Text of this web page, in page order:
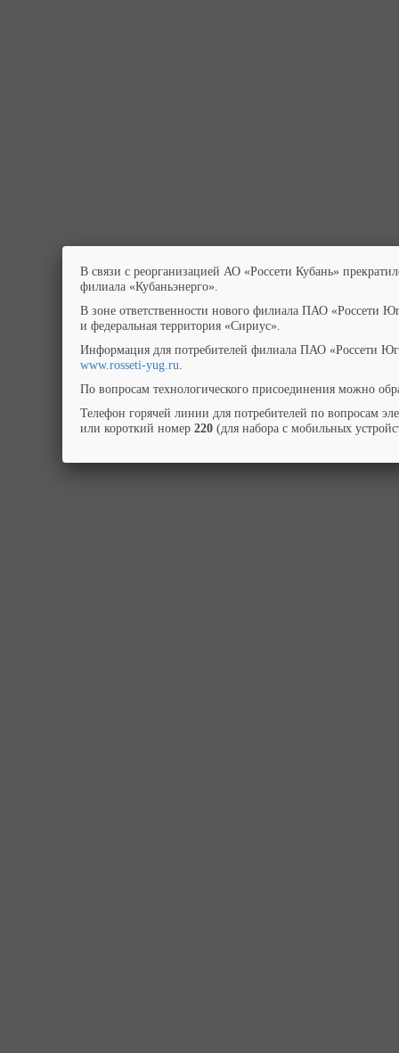
В связи с реорганизацией АО «Россети Кубань»
филиала «Кубаньэнерго».
В зоне ответственности нового филиала ПАО «Россети
и федеральная территория «Сириус».
Информация для потребителей филиала ПАО «Россети
www.rosseti-yug.ru.
По вопросам технологического присоединения можно
Телефон горячей линии для потребителей по вопросам
или короткий номер 220 (для набора с мобильных